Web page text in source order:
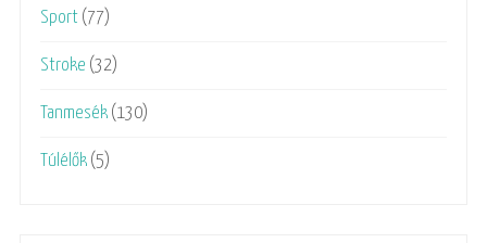
Sport (77)
Stroke (32)
Tanmesék (130)
Túlélők (5)